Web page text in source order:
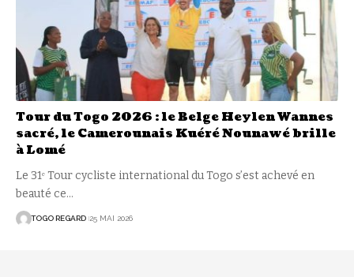
Tour du Togo 2026 : le Belge Heylen Wannes
sacré, le Camerounais Kuéré Nounawé brille
à Lomé
Le 31ᵉ Tour cycliste international du Togo s’est achevé en
beauté ce…
TOGO REGARD 25 MAI 2026